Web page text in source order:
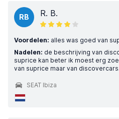
RB R. B.
Voordelen: alles was goed van
Nadelen: de beschrijving van
suprice kan beter ik moest erg
van suprice maar van
SEAT Ibiza